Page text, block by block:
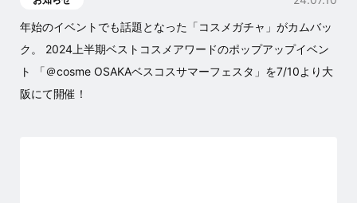
年始のイベントでも話題となった「コスメガチャ」がカムバッ
ク。 2024上半期ベストコスメアワードのポップアップイベン
ト 「＠cosme OSAKAベスコスサマーフェスタ」を7/10より大
阪にて開催！